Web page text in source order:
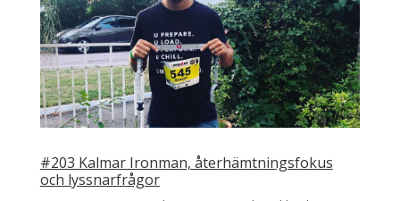
#203 Kalmar Ironman, återhämtningsfokus
och lyssnarfrågor